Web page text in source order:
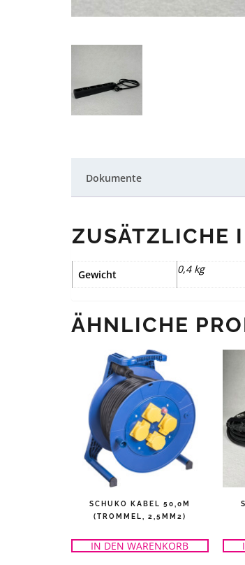
Dokumente
ZUSÄTZLICHE
Gewicht 0,4 kg
ÄHNLICHE
SCHUKO KABEL 50,0M
(TROMMEL, 2,5MM2)
IN DEN WARENKORB